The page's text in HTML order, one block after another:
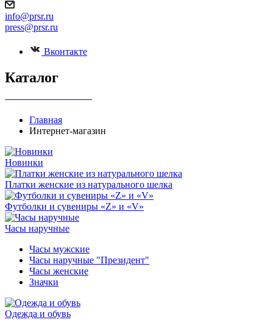
info@prsr.ru
press@prsr.ru
Вконтакте
Каталог
Главная
Интернет-магазин
Новинки
Платки женские из натурального шелка
Футболки и сувениры «Z» и «V»
Часы наручные
Часы мужские
Часы наручные "Президент"
Часы женские
Значки
Одежда и обувь